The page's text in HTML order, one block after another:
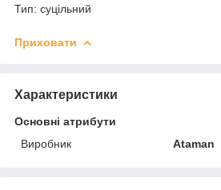
Тип: суцільний
Приховати
Характеристики
Основні атрибути
Виробник
Ataman